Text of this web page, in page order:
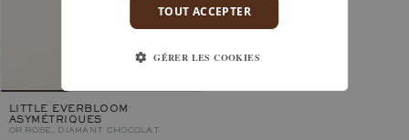
LITTLE EVERBLOOM
ASYMÉTRIQUES
OR ROSE, DIAMANT CHOCOLAT
TOUT ACCEPTER
GÉRER LES COOKIES